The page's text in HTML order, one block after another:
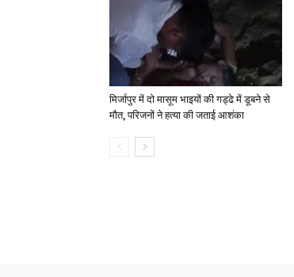
मिर्जापुर में दो मासूम भाइयों की गड्ढे में डूबने से
मौत, परिजनों ने हत्या की जताई आशंका